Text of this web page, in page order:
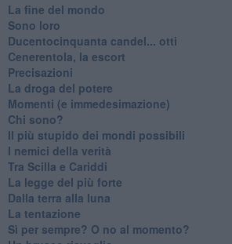
La fine del mondo
Sono loro
Ducentocinquanta candel... otti
Cenerentola, la escort
Precisazioni
La droga del potere
Momenti (e immedesimazione)
Chi sono?
Il più stupido dei mondi possibili
I nemici della verità
Tra Scilla e Cariddi
La legge del più forte
Dalla terra alla luna
La tentazione
​Sì per sempre? O no al momento?